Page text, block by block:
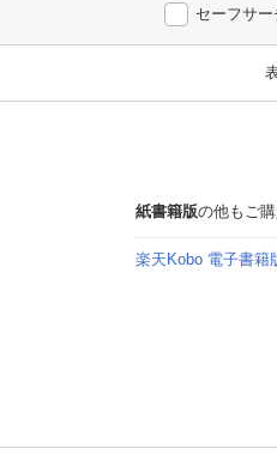
セーフサー
紙書籍版の他もご
楽天Kobo 電子書籍